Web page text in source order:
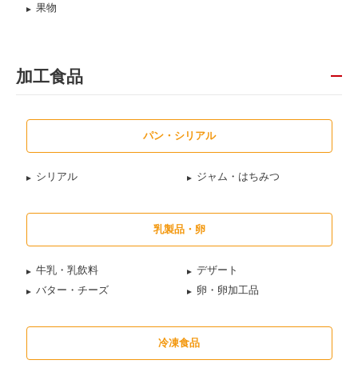
果物
加工食品
パン・シリアル
シリアル ジャム・はちみつ
乳製品・卵
牛乳・乳飲料
デザート
バター・チーズ
卵・卵加工品
冷凍食品